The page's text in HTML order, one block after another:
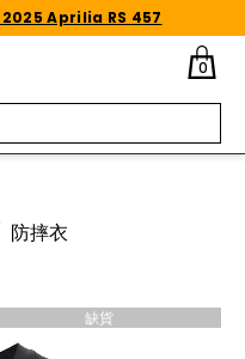
2025 Aprilia RS 457
0
防摔衣
缺貨